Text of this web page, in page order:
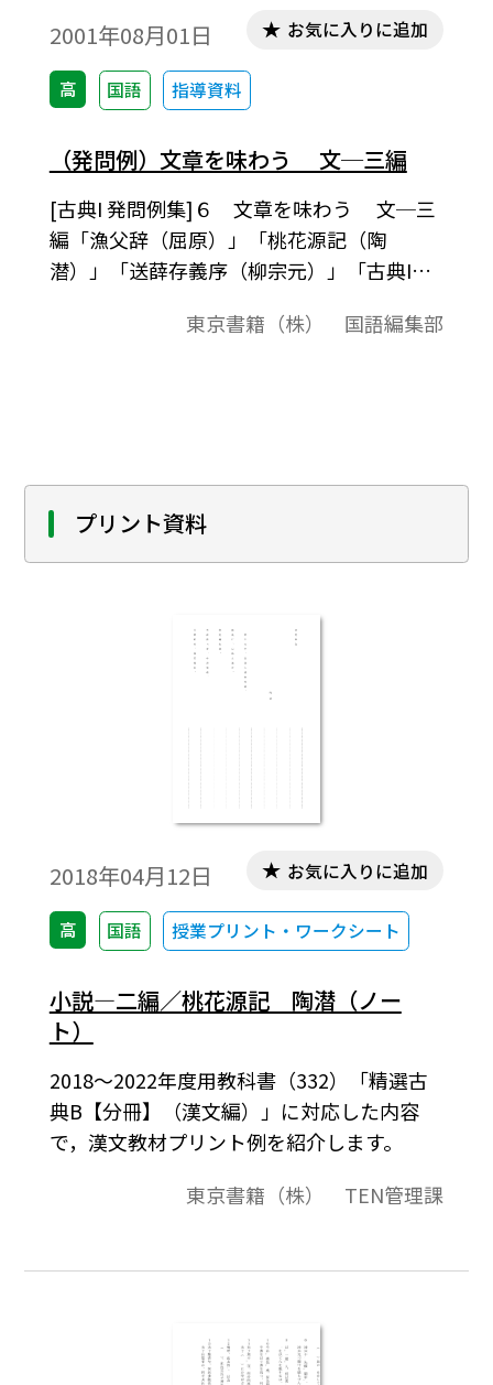
2001年08月01日
高 国語 指導資料
お気に入りに追加
（発問例）文章を味わう 文─三編
[古典I 発問例集]６ 文章を味わう 文─三
編「漁父辞（屈原）」「桃花源記（陶
潜）」「送薛存義序（柳宗元）」「古典I
の例として、またテスト問題作成されると
東京書籍（株） 国語編集部
プリント資料
2018年04月12日
高 国語 授業プリント・ワークシート
お気に入りに追加
小説―二編／桃花源記 陶潜（ノー
ト）
2018～2022年度用教科書（332）「精選古
典B【分冊】（漢文編）」に対応した内容
で，漢文教材プリント例を紹介します。
東京書籍（株） TEN管理課